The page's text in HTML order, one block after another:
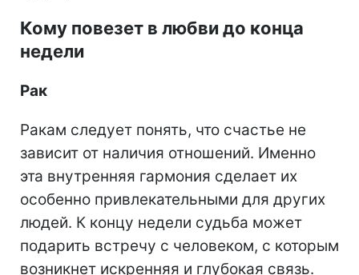
Кому повезет в любви до конца
недели
Рак
Ракам следует понять, что счастье не
зависит от наличия отношений. Именно
эта внутренняя гармония сделает их
особенно привлекательными для других
людей. К концу недели судьба может
подарить встречу с человеком, с которым
возникнет искренняя и глубокая связь.